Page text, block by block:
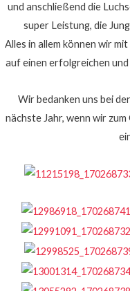
und anschließend die
super Leistung, die
Alles in allem können wir
auf einen erfolgreichen
Wir bedanken uns bei
nächste Jahr, wenn wir